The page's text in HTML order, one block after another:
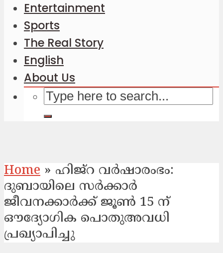
Entertainment
Sports
The Real Story
English
About Us
Home » ഹിജ്‌റ വർഷാരംഭം:
ദുബായിലെ സർക്കാർ
ജീവനക്കാർക്ക് ജൂൺ 15 ന്
ഔദ്യോഗിക പൊതുഅവധി
പ്രഖ്യാപിച്ചു